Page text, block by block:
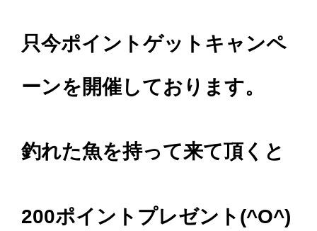
只今ポイントゲットキャンペ
ーンを開催しております。
釣れた魚を持って来て頂くと
200ポイントプレゼント(^O^)